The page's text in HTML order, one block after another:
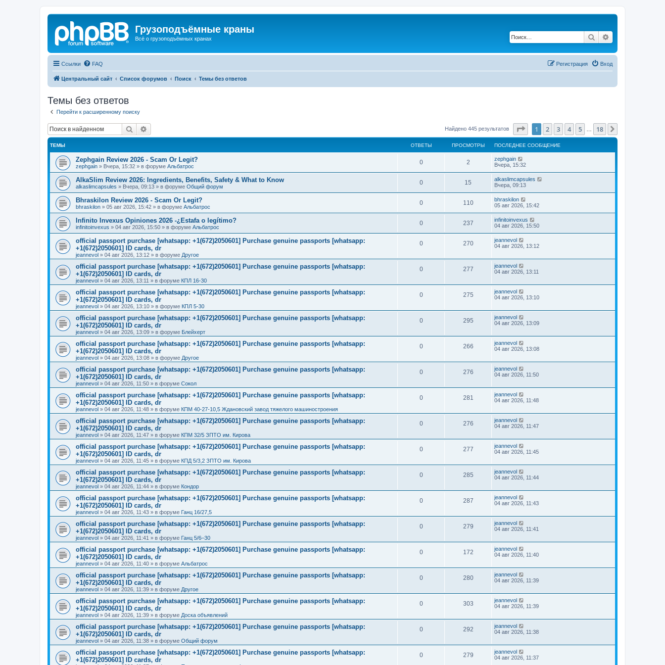
Грузоподъёмные краны
Всё о грузоподъёмных кранах Поиск
Ссылки FAQ Вход
Регистрация
Центральный сайт Список форумов Поиск Темы без ответов
Темы без ответов
Перейти к расширенному поиску
Поиск Найдено 445 результатов Страница1 из 18
1 2 3 4 5 18
ТЕМЫ ОТВЕТЫ ПРОСМОТРЫ ПОСЛЕДНЕЕ СООБЩЕНИЕ
Zephgain Review 2026 - Scam Or Legit?
zephgain » Вчера, 15:32 » в форуме Альбатрос
0 2
zephgain
Вчера, 15:32
AlkaSlim Review 2026: Ingredients, Benefits, Safety & What to Know
alkaslimcapsules » Вчера, 09:13 » в форуме Общий форум
0 15
alkaslimcapsules
Вчера, 09:13
Bhraskilon Review 2026 - Scam Or Legit?
bhraskilon » 05 авг 2026, 15:42 » в форуме Альбатрос
0 110
bhraskilon
05 авг 2026, 15:42
Infinito Invexus Opiniones 2026 -¿Estafa o legítimo?
infinitoinvexus » 04 авг 2026, 15:50 » в форуме Альбатрос
0 237
infinitoinvexus
04 авг 2026, 15:50
official passport purchase [whatsapp: +1(672)2050601] Purchase genuine passports [whatsapp:
+1(672)2050601] ID cards, dr
jeannevol » 04 авг 2026, 13:12 » в форуме Другое
0 270
jeannevol
04 авг 2026, 13:12
official passport purchase [whatsapp: +1(672)2050601] Purchase genuine passports [whatsapp:
+1(672)2050601] ID cards, dr
jeannevol » 04 авг 2026, 13:11 » в форуме КПЛ 16-30
0 277
jeannevol
04 авг 2026, 13:11
official passport purchase [whatsapp: +1(672)2050601] Purchase genuine passports [whatsapp:
+1(672)2050601] ID cards, dr
jeannevol » 04 авг 2026, 13:10 » в форуме КПЛ 5-30
0 275
jeannevol
04 авг 2026, 13:10
official passport purchase [whatsapp: +1(672)2050601] Purchase genuine passports [whatsapp:
+1(672)2050601] ID cards, dr
jeannevol » 04 авг 2026, 13:09 » в форуме Блейхерт
0 295
jeannevol
04 авг 2026, 13:09
official passport purchase [whatsapp: +1(672)2050601] Purchase genuine passports [whatsapp:
+1(672)2050601] ID cards, dr
jeannevol » 04 авг 2026, 13:08 » в форуме Другое
0 266
jeannevol
04 авг 2026, 13:08
official passport purchase [whatsapp: +1(672)2050601] Purchase genuine passports [whatsapp:
+1(672)2050601] ID cards, dr
jeannevol » 04 авг 2026, 11:50 » в форуме Сокол
0 276
jeannevol
04 авг 2026, 11:50
official passport purchase [whatsapp: +1(672)2050601] Purchase genuine passports [whatsapp:
+1(672)2050601] ID cards, dr
jeannevol » 04 авг 2026, 11:48 » в форуме КПМ 40-27-10,5 Ждановский завод тяжелого машиностроения
0 281
jeannevol
04 авг 2026, 11:48
official passport purchase [whatsapp: +1(672)2050601] Purchase genuine passports [whatsapp:
+1(672)2050601] ID cards, dr
jeannevol » 04 авг 2026, 11:47 » в форуме КПМ 32/5 ЗПТО им. Кирова
0 276
jeannevol
04 авг 2026, 11:47
official passport purchase [whatsapp: +1(672)2050601] Purchase genuine passports [whatsapp:
+1(672)2050601] ID cards, dr
jeannevol » 04 авг 2026, 11:45 » в форуме КПД 5/3,2 ЗПТО им. Кирова
0 277
jeannevol
04 авг 2026, 11:45
official passport purchase [whatsapp: +1(672)2050601] Purchase genuine passports [whatsapp:
+1(672)2050601] ID cards, dr
jeannevol » 04 авг 2026, 11:44 » в форуме Кондор
0 285
jeannevol
04 авг 2026, 11:44
official passport purchase [whatsapp: +1(672)2050601] Purchase genuine passports [whatsapp:
+1(672)2050601] ID cards, dr
jeannevol » 04 авг 2026, 11:43 » в форуме Ганц 16/27,5
0 287
jeannevol
04 авг 2026, 11:43
official passport purchase [whatsapp: +1(672)2050601] Purchase genuine passports [whatsapp:
+1(672)2050601] ID cards, dr
jeannevol » 04 авг 2026, 11:41 » в форуме Ганц 5/6–30
0 279
jeannevol
04 авг 2026, 11:41
official passport purchase [whatsapp: +1(672)2050601] Purchase genuine passports [whatsapp:
+1(672)2050601] ID cards, dr
jeannevol » 04 авг 2026, 11:40 » в форуме Альбатрос
0 172
jeannevol
04 авг 2026, 11:40
official passport purchase [whatsapp: +1(672)2050601] Purchase genuine passports [whatsapp:
+1(672)2050601] ID cards, dr
jeannevol » 04 авг 2026, 11:39 » в форуме Другое
0 280
jeannevol
04 авг 2026, 11:39
official passport purchase [whatsapp: +1(672)2050601] Purchase genuine passports [whatsapp:
+1(672)2050601] ID cards, dr
jeannevol » 04 авг 2026, 11:39 » в форуме Доска объявлений
0 303
jeannevol
04 авг 2026, 11:39
official passport purchase [whatsapp: +1(672)2050601] Purchase genuine passports [whatsapp:
+1(672)2050601] ID cards, dr
jeannevol » 04 авг 2026, 11:38 » в форуме Общий форум
0 292
jeannevol
04 авг 2026, 11:38
official passport purchase [whatsapp: +1(672)2050601] Purchase genuine passports [whatsapp:
+1(672)2050601] ID cards, dr
0 279
jeannevol
04 авг 2026, 11:37